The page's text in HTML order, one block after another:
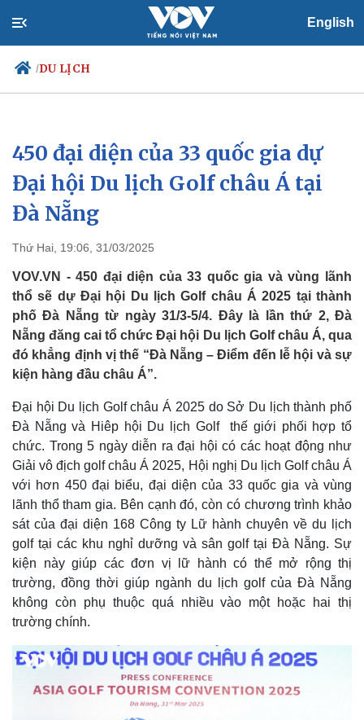
English
/DU LỊCH
Chính trị
Đảng
Tổ chức nhân sự
Quốc hội
Nhận diện sự thật
Xã hội
Tin 24h
Dự báo thời tiết
450 đại diện của 33 quốc gia dự
Đại hội Du lịch Golf châu Á tại
Đà Nẵng
Thứ Hai, 19:06, 31/03/2025
VOV.VN - 450 đại diện của 33 quốc gia và vùng lãnh
thổ sẽ dự Đại hội Du lịch Golf châu Á 2025 tại thành
phố Đà Nẵng từ ngày 31/3-5/4. Đây là lần thứ 2, Đà
Nẵng đăng cai tổ chức Đại hội Du lịch Golf châu Á, qua
đó khẳng định vị thế “Đà Nẵng – Điểm đến lễ hội và sự
kiện hàng đầu châu Á”.
Đại hội Du lịch Golf châu Á 2025 do Sở Du lịch thành phố
Đà Nẵng và Hiêp hội Du lịch Golf thế giới phối hợp tổ
chức. Trong 5 ngày diễn ra đại hội có các hoạt động như
Giải vô địch golf châu Á 2025, Hội nghị Du lịch Golf châu Á
với hơn 450 đại biểu, đại diện của 33 quốc gia và vùng
lãnh thổ tham gia. Bên cạnh đó, còn có chương trình khảo
sát của đại diện 168 Công ty Lữ hành chuyên về du lịch
golf tại các khu nghỉ dưỡng và sân golf tại Đà Nẵng. Sự
kiện này giúp các đơn vị lữ hành có thể mở rộng thị
trường, đồng thời giúp ngành du lịch golf của Đà Nẵng
không còn phụ thuộc quá nhiều vào một hoặc hai thị
trường chính.